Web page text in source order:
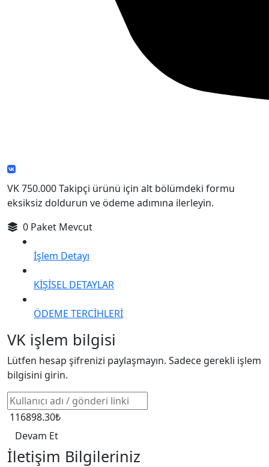
VK 750.000 Takipçi ürünü için alt bölümdeki formu
eksiksiz doldurun ve ödeme adımına ilerleyin.
0 Paket Mevcut
İşlem Detayı
KİŞİSEL DETAYLAR
ÖDEME TERCİHLERİ
VK işlem bilgisi
Lütfen hesap şifrenizi paylaşmayın. Sadece gerekli işlem
bilgisini girin.
116898.30₺
Devam Et
İletişim Bilgileriniz